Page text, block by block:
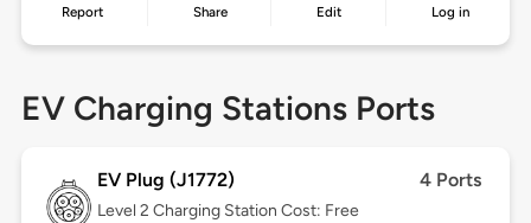
Report Share Edit Log in
EV Charging Stations Ports
EV Plug (J1772) 4 Ports
Level 2 Charging Station Cost: Free